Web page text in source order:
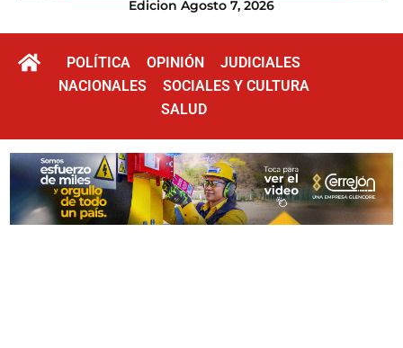
Edicion Agosto 7, 2026
POLÍTICA OPINIÓN
JUDICIALES
NACIONALES
SOCIALES Y CULTURA
SALUD